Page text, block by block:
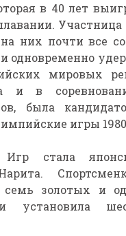
в 40 лет
Участница
них почти все
одновременно
мировых
и в
была
игры 1980
Игр стала
семь золотых и
установила